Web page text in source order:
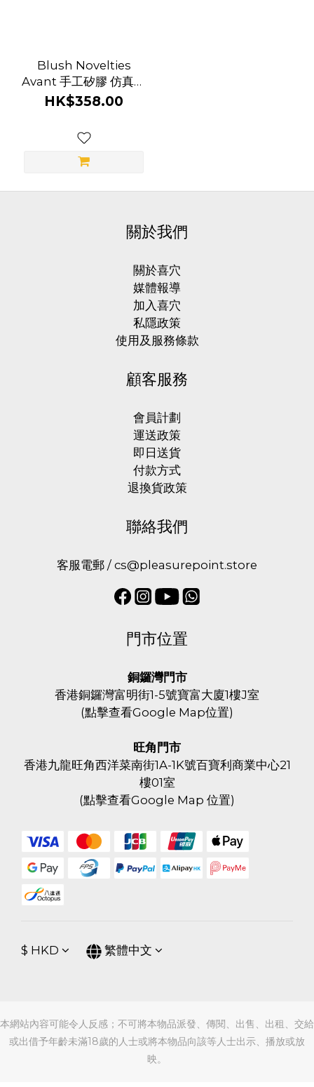
Blush Novelties
Avant 手工矽膠 仿真陽
具 - D17 Lucky
HK$358.00
關於我們
關於喜穴
媒體報導
加入喜穴
私隱政策
使用及服務條款
顧客服務
會員計劃
運送政策
即日送貨
付款方式
退換貨政策
聯絡我們
客服電郵 / cs@pleasurepoint.store
門市位置
銅鑼灣門市
香港銅鑼灣富明街1-5號寶富大廈1樓J室
(點擊查看Google Map位置)
旺角門市
香港九龍旺角西洋菜南街1A-1K號百寶利商業中心21
樓01室
(點擊查看Google Map 位置)
$ HKD 繁體中文
本網站內容可能令人反感；不可將本物品派發、傳閱、出售、出租、交給
或出借予年齡未滿18歲的人士或將本物品向該等人士出示、播放或放
映。